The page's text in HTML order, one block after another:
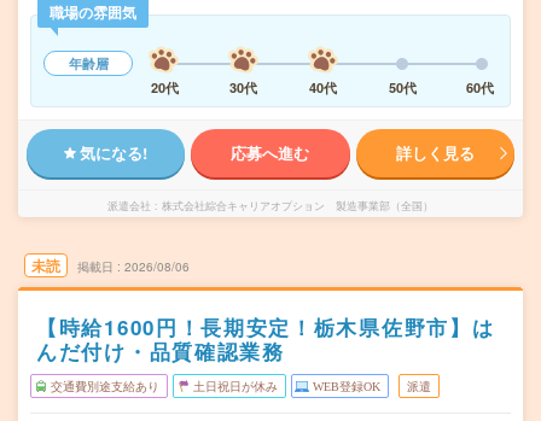
職場の雰囲気
年齢層
20代
30代 40代 50代 60代
気になる! 応募へ進む 詳しく見る
派遣会社 株式会社綜合キャリアオプション 製造事業部（全国）
未読 掲載日 2026/08/06
【時給1600円！長期安定！栃木県佐野市】は
んだ付け・品質確認業務
交通費別途支給あり 土日祝日が休み WEB登録OK 派遣